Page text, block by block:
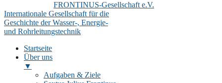
FRONTINUS-Gesellschaft e.V.
Internationale Gesellschaft für die
Geschichte der Wasser-, Energie-
und Rohrleitungstechnik
Startseite
Über uns
▼
Aufgaben & Ziele